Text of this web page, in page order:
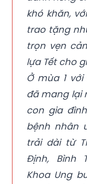
khó khăn,
trao tặng
trọn vẹn
lựa Tết cho
Ở mùa 1
đã mang lại
con gia
bệnh nhân
trải dài từ
Định, Bình
Khoa Ung